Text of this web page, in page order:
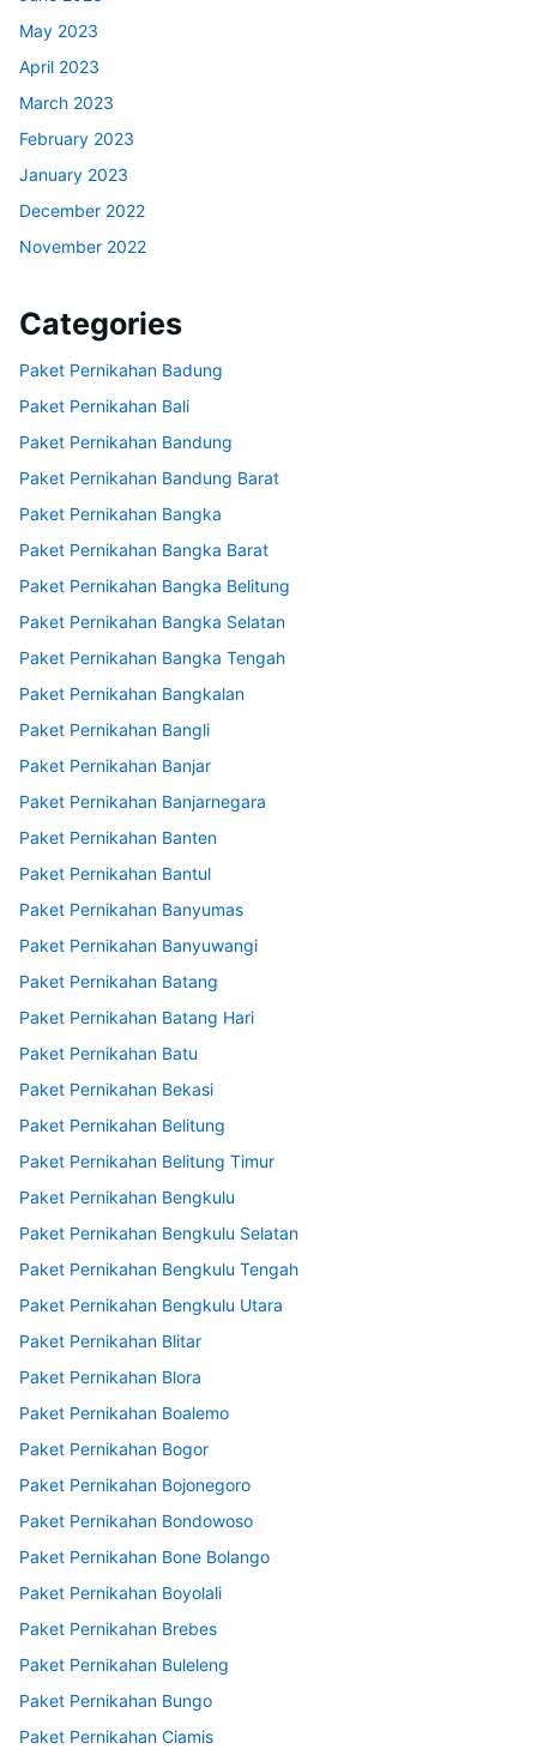
May 2023
April 2023
March 2023
February 2023
January 2023
December 2022
November 2022
Categories
Paket Pernikahan Badung
Paket Pernikahan Bali
Paket Pernikahan Bandung
Paket Pernikahan Bandung Barat
Paket Pernikahan Bangka
Paket Pernikahan Bangka Barat
Paket Pernikahan Bangka Belitung
Paket Pernikahan Bangka Selatan
Paket Pernikahan Bangka Tengah
Paket Pernikahan Bangkalan
Paket Pernikahan Bangli
Paket Pernikahan Banjar
Paket Pernikahan Banjarnegara
Paket Pernikahan Banten
Paket Pernikahan Bantul
Paket Pernikahan Banyumas
Paket Pernikahan Banyuwangi
Paket Pernikahan Batang
Paket Pernikahan Batang Hari
Paket Pernikahan Batu
Paket Pernikahan Bekasi
Paket Pernikahan Belitung
Paket Pernikahan Belitung Timur
Paket Pernikahan Bengkulu
Paket Pernikahan Bengkulu Selatan
Paket Pernikahan Bengkulu Tengah
Paket Pernikahan Bengkulu Utara
Paket Pernikahan Blitar
Paket Pernikahan Blora
Paket Pernikahan Boalemo
Paket Pernikahan Bogor
Paket Pernikahan Bojonegoro
Paket Pernikahan Bondowoso
Paket Pernikahan Bone Bolango
Paket Pernikahan Boyolali
Paket Pernikahan Brebes
Paket Pernikahan Buleleng
Paket Pernikahan Bungo
Paket Pernikahan Ciamis